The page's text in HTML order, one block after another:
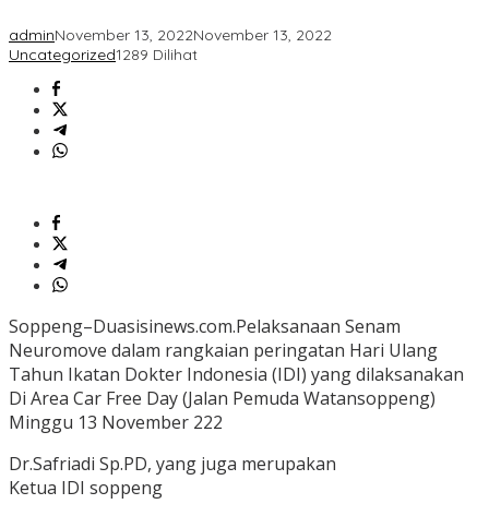
adminNovember 13, 2022November 13, 2022
Uncategorized1289 Dilihat
Soppeng–Duasisinews.com.Pelaksanaan Senam
Neuromove dalam rangkaian peringatan Hari Ulang
Tahun Ikatan Dokter Indonesia (IDI) yang dilaksanakan
Di Area Car Free Day (Jalan Pemuda Watansoppeng)
Minggu 13 November 222
Dr.Safriadi Sp.PD, yang juga merupakan
Ketua IDI soppeng